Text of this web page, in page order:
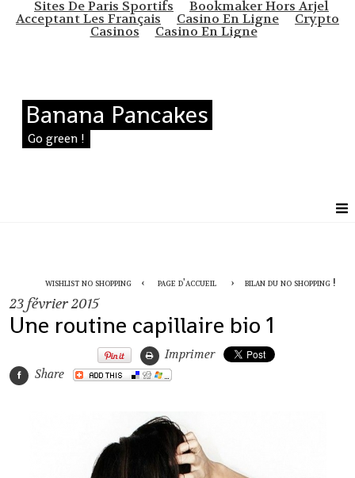
Sites De Paris Sportifs Bookmaker Hors Arjel
Acceptant Les Français Casino En Ligne Crypto
Casinos Casino En Ligne
Banana Pancakes
Go green !
wishlist no shopping page d'accueil bilan du no shopping !
23février 2015
Une routine capillaire bio 1
Imprimer
Share